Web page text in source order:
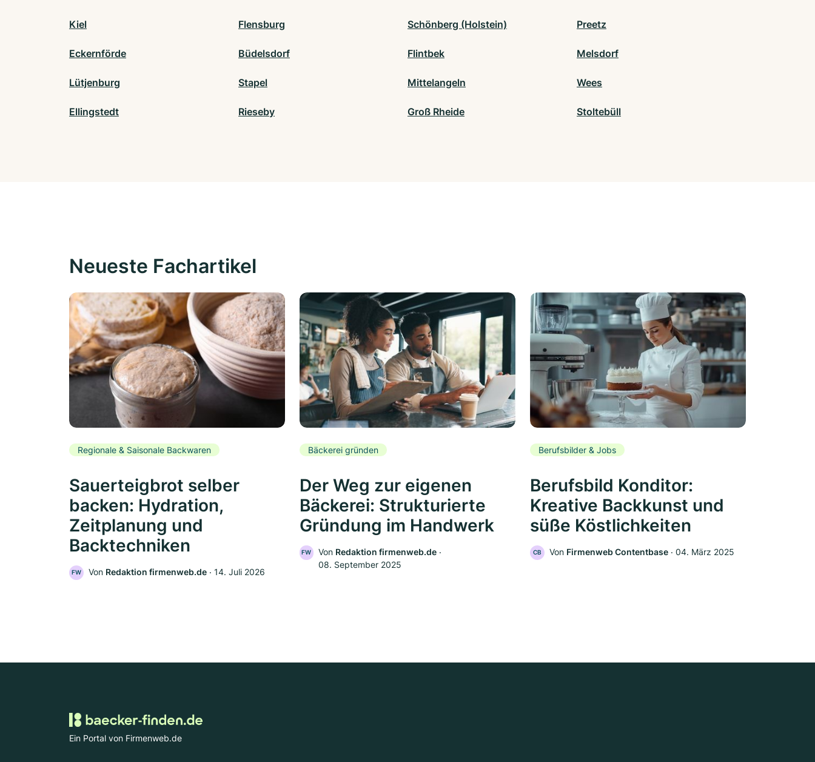
Kiel Flensburg Schönberg (Holstein) Preetz
Eckernförde Büdelsdorf Flintbek Melsdorf
Lütjenburg Stapel Mittelangeln Wees
Ellingstedt Rieseby Groß Rheide Stoltebüll
Neueste Fachartikel
Regionale & Saisonale Backwaren
Sauerteigbrot selber
backen: Hydration,
Zeitplanung und
Backtechniken
FW Von Redaktion firmenweb.de ‧ 14. Juli 2026
Bäckerei gründen
Der Weg zur eigenen
Bäckerei: Strukturierte
Gründung im Handwerk
FW Von Redaktion firmenweb.de‧
08. September 2025
Berufsbilder & Jobs
Berufsbild Konditor:
Kreative Backkunst und
süße Köstlichkeiten
CB Von Firmenweb Contentbase ‧ 04. März 2025
Ein Portal von Firmenweb.de